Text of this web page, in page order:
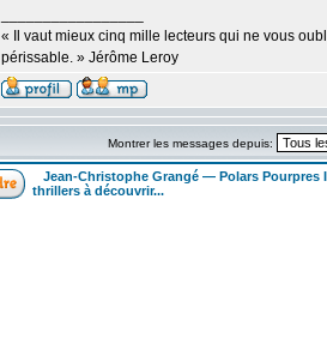
« Il vaut mieux cinq mille lecteurs qui ne vous
périssable. » Jérôme Leroy
Montrer les messages depuis:
Jean-Christophe Grangé — Polars Pourpres
thrillers à découvrir...